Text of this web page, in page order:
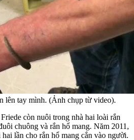
lên tay mình. (Ảnh chụp từ video).
còn nuôi trong nhà hai loài rắn
chuông và rắn hổ mang. Năm 2011,
lần cho rắn hổ mang cắn vào người.